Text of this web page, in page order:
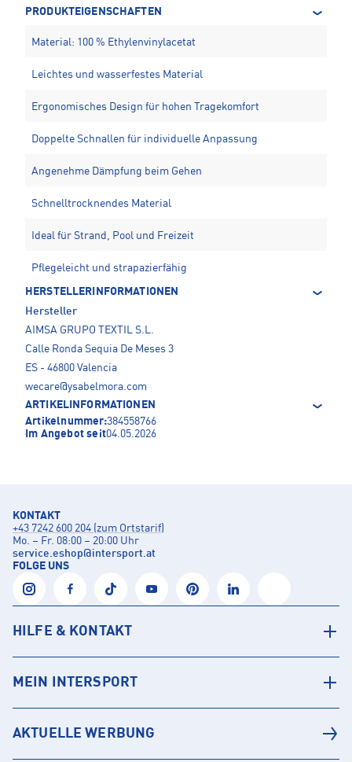
PRODUKTEIGENSCHAFTEN
Material: 100 % Ethylenvinylacetat
Leichtes und wasserfestes Material
Ergonomisches Design für hohen Tragekomfort
Doppelte Schnallen für individuelle Anpassung
Angenehme Dämpfung beim Gehen
Schnelltrocknendes Material
Ideal für Strand, Pool und Freizeit
Pflegeleicht und strapazierfähig
HERSTELLERINFORMATIONEN
Hersteller
AIMSA GRUPO TEXTIL S.L.
Calle Ronda Sequia De Meses 3
ES - 46800 Valencia
wecare@ysabelmora.com
ARTIKELINFORMATIONEN
Artikelnummer:384558766
Im Angebot seit04.05.2026
KONTAKT
+43 7242 600 204 (zum Ortstarif)
Mo. – Fr. 08:00 – 20:00 Uhr
service.eshop@intersport.at
FOLGE UNS
HILFE & KONTAKT
MEIN INTERSPORT
AKTUELLE WERBUNG